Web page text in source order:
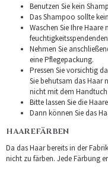
Benutzen Sie kein
Das Shampoo sollte
Waschen Sie Ihre
Nehmen Sie
eine Pflegepackung.
Pressen Sie vorsichtig
Sie behutsam das Haar
nicht mit dem
Bitte lassen Sie die
Dann können Sie das
HAAREFÄRBEN
Da das Haar bereits in der
nicht zu färben. Jede Färbung